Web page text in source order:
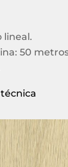
lineal.
50